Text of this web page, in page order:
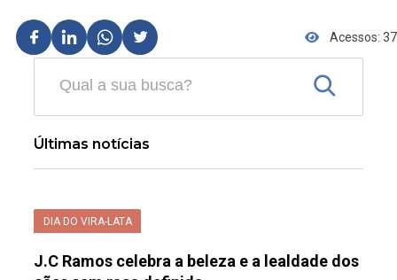
Acessos: 37
Últimas notícias
DIA DO VIRA-LATA
J.C Ramos celebra a beleza e a lealdade dos